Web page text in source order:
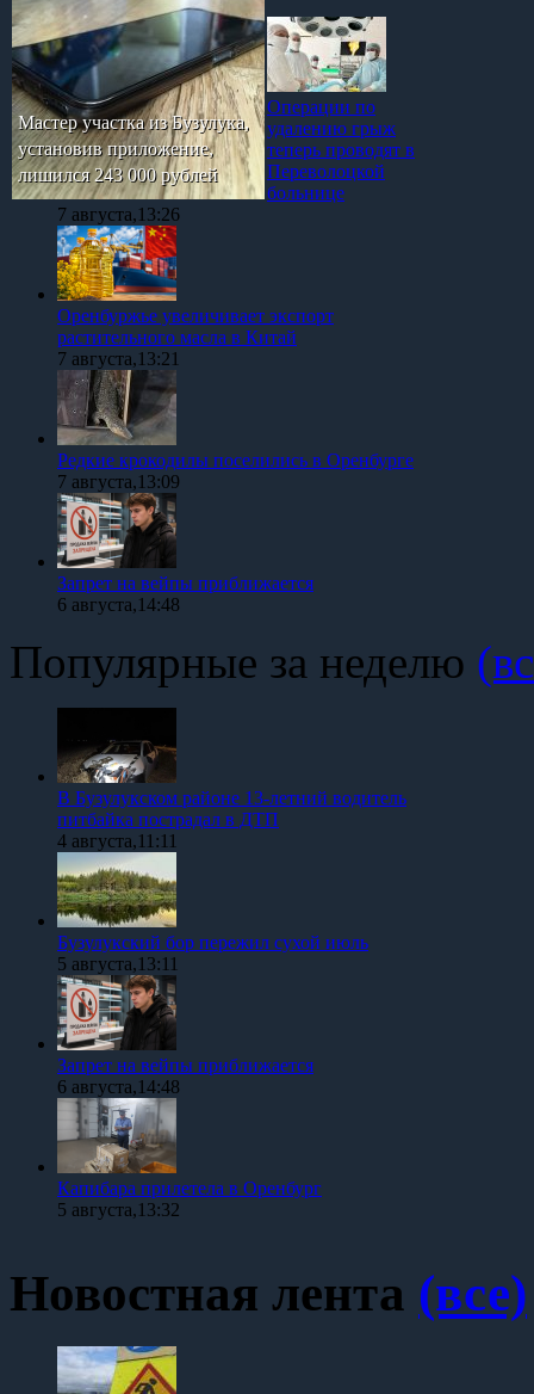
Мастер участка из Бузулука,
установив приложение,
лишился 243 000 рублей
Операции по
удалению грыж
теперь проводят в
Переволоцкой
больнице
7 августа,13:26
Оренбуржье увеличивает экспорт
растительного масла в Китай
7 августа,13:21
Редкие крокодилы поселились в Оренбурге
7 августа,13:09
Запрет на вейпы приближается
6 августа,14:48
Популярные за неделю
В Бузулукском районе 13-летний водитель
питбайка пострадал в ДТП
4 августа,11:11
Бузулукский бор пережил сухой июль
5 августа,13:11
Запрет на вейпы приближается
6 августа,14:48
Капибара прилетела в Оренбург
5 августа,13:32
Новостная лента (все)